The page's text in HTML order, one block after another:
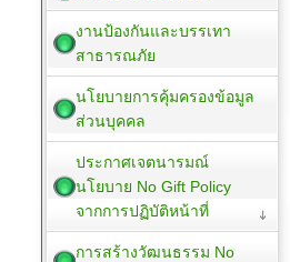
งานป้องกันและบรรเทา
สาธารณภัย
นโยบายการคุ้มครองข้อมูล
ส่วนบุคคล
ประกาศเจตนารมณ์
นโยบาย No Gift Policy
จากการปฏิบัติหน้าที่
การสร้างวัฒนธรรม No